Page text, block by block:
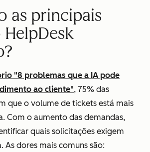
as principais
"8 problemas que a IA pode
ao cliente", 75% das
que o volume de tickets está mais
Com o aumento das demandas,
quais solicitações exigem
As dores mais comuns são: